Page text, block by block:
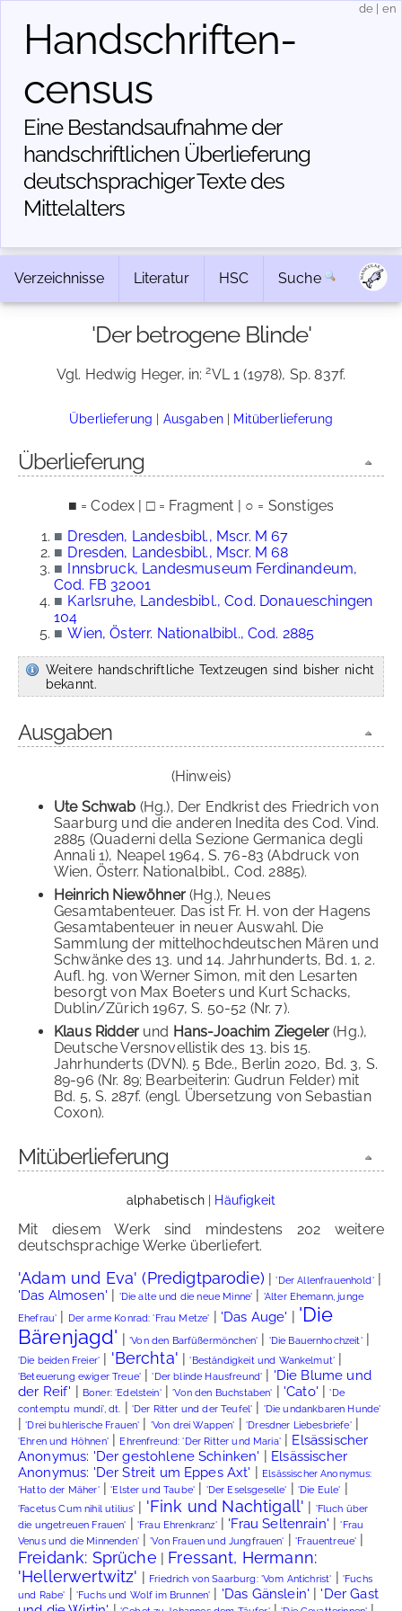
Handschriften­
census
Eine Bestandsaufnahme der
handschriftlichen Über­lieferung
deutschsprachiger Texte des
Mittelalters
de en
Verzeichnisse Literatur HSC Suche
'Der betrogene Blinde'
Vgl. Hedwig Heger, in:2VL 1 (1978), Sp. 837f.
Überlieferung | Ausgaben| Mitüberlieferung
Überlieferung
■ = Codex | □ = Fragment | ○ = Sonstiges
■ Dresden, Landesbibl., Mscr. M 67
■ Dresden, Landesbibl., Mscr. M 68
■ Innsbruck, Landesmuseum Ferdinandeum,
Cod. FB 32001
■ Karlsruhe, Landesbibl., Cod. Donaueschingen
104
■ Wien, Österr. Nationalbibl., Cod. 2885
Weitere handschriftliche Textzeugen sind bisher nicht
bekannt.
Ausgaben
(Hinweis)
Ute Schwab (Hg.), Der Endkrist des Friedrich von
Saarburg und die anderen Inedita des Cod. Vind.
2885 (Quaderni della Sezione Germanica degli
Annali 1), Neapel 1964, S. 76-83 (Abdruck von
Wien, Österr. Nationalbibl., Cod. 2885).
Heinrich Niewöhner(Hg.), Neues
Gesamtabenteuer. Das ist Fr. H. von der Hagens
Gesamtabenteuer in neuer Auswahl. Die
Sammlung der mittelhochdeutschen Mären und
Schwänke des 13. und 14. Jahrhunderts, Bd. 1, 2.
Aufl. hg. von Werner Simon, mit den Lesarten
besorgt von Max Boeters und Kurt Schacks,
Dublin/Zürich 1967, S. 50-52 (Nr. 7).
Klaus Ridderund Hans-Joachim Ziegeler(Hg.),
Deutsche Versnovellistik des 13. bis 15.
Jahrhunderts (DVN). 5 Bde., Berlin 2020, Bd. 3, S.
89-96 (Nr. 89; Bearbeiterin: Gudrun Felder) mit
Bd. 5, S. 287f. (engl. Übersetzung von Sebastian
Coxon).
Mitüberlieferung
alphabetisch| Häufigkeit
Mit diesem Werk sind mindestens 202 weitere
deutschsprachige Werke überliefert.
'Adam und Eva' (Predigtparodie) |'Der Allenfrauenhold'|
'Das Almosen' | 'Die alte und die neue Minne' | 'Alter Ehemann, junge
Ehefrau' | Der arme Konrad: 'Frau Metze' | 'Das Auge' | 'Die
Bärenjagd' |'Von den Barfüßermönchen' | 'Die Bauernhochzeit'|
'Die beiden Freier' | 'Berchta' |'Beständigkeit und Wankelmut' |
'Beteuerung ewiger Treue' |'Der blinde Hausfreund' | 'Die Blume und
der Reif' | Boner: 'Edelstein'|'Von den Buchstaben' | 'Cato' |'De
contemptu mundi', dt. | 'Der Ritter und der Teufel' | 'Die undankbaren Hunde'
|'Drei buhlerische Frauen' | 'Von drei Wappen' |'Dresdner Liebesbriefe'|
'Ehren und Höhnen'| Ehrenfreund: 'Der Ritter und Maria'| Elsässischer
Anonymus: 'Der gestohlene Schinken' | Elsässischer
Anonymus: 'Der Streit um Eppes Axt' | Elsässischer Anonymus:
'Hatto der Mäher'|'Elster und Taube' | 'Der Eselsgeselle' | 'Die Eule' |
'Facetus Cum nihil utilius' | 'Fink und Nachtigall' | 'Fluch über
die ungetreuen Frauen' |'Frau Ehrenkranz'| 'Frau Seltenrain' |'Frau
Venus und die Minnenden'|'Von Frauen und Jungfrauen' |'Frauentreue' |
Freidank: Sprüche | Fressant, Hermann:
'Hellerwertwitz' | Friedrich von Saarburg: 'Vom Antichrist' | 'Fuchs
und Rabe' | 'Fuchs und Wolf im Brunnen' | 'Das Gänslein' | 'Der Gast